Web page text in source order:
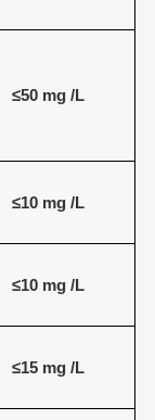
≤50 mg /L
≤10 mg /L
≤10 mg /L
≤15 mg /L